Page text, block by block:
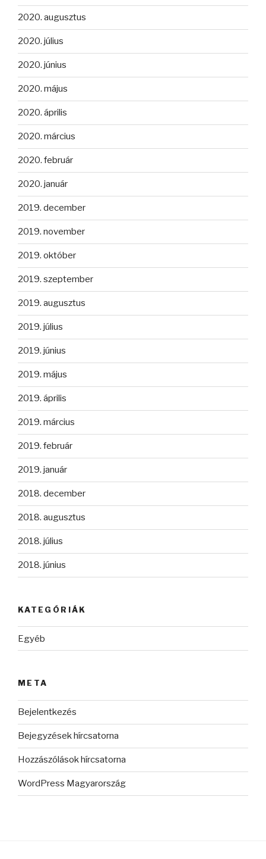
2020. augusztus
2020. július
2020. június
2020. május
2020. április
2020. március
2020. február
2020. január
2019. december
2019. november
2019. október
2019. szeptember
2019. augusztus
2019. július
2019. június
2019. május
2019. április
2019. március
2019. február
2019. január
2018. december
2018. augusztus
2018. július
2018. június
KATEGÓRIÁK
Egyéb
META
Bejelentkezés
Bejegyzések hírcsatorna
Hozzászólások hírcsatorna
WordPress Magyarország